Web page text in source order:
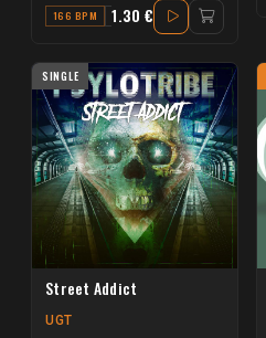
166 BPM D1.30 €
SINGLE
Street Addict
UGT